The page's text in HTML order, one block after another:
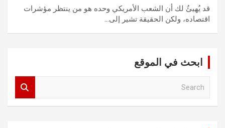
قد يُهيئُ لك أن الشعب الأمريكي وحده هو من ينتظر مؤشرات
اقتصاده، ولكن الحقيقة تشير إلى…
ابحث في الموقع